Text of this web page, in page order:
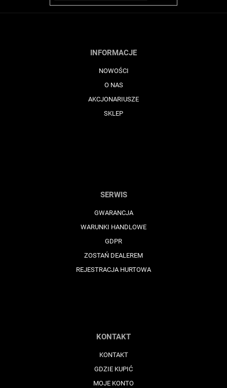
INFORMACJE
NOWOŚCI
O NAS
AKCJONARIUSZE
SKLEP
SERWIS
GWARANCJA
WARUNKI HANDLOWE
GDPR
ZOSTAŃ DEALEREM
REJESTRACJA HURTOWA
KONTAKT
KONTAKT
GDZIE KUPIĆ
MOJE KONTO